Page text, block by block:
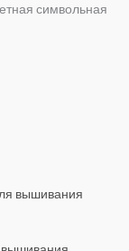
символьная